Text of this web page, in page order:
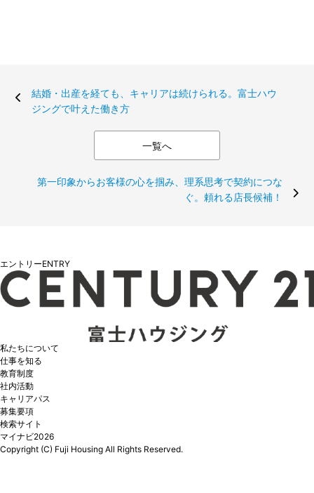
結婚・出産を経ても、キャリアは続けられる。富士ハウ
ジングで叶えた働き方
一覧へ
第一印象からお客様の心を掴み、理系思考で契約につな
ぐ。頼れる店長候補！
エントリーENTRY
私たちについて
仕事を知る
教育制度
社内活動
キャリアパス
募集要項
検索サイト
マイナビ2026
Copyright (C) Fuji Housing All Rights Reserved.